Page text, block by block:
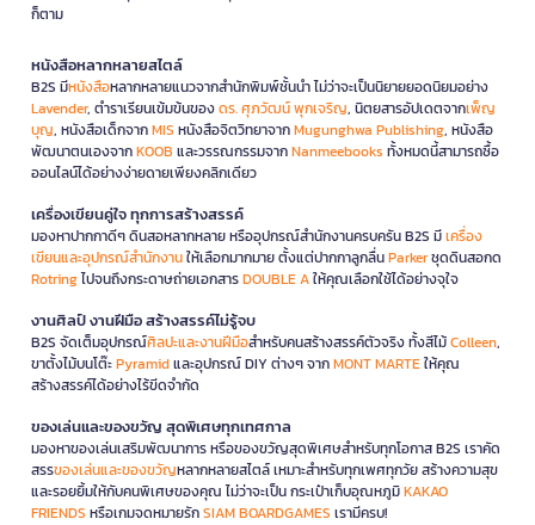
ก็ตาม
หนังสือหลากหลายสไตล์
B2S มีหนังสือหลากหลายแนวจากสำนักพิมพ์ชั้นนำ ไม่ว่าจะเป็นนิยายยอดนิยมอย่าง
Lavender, ตำราเรียนเข้มข้นของดร. ศุภวัฒน์ พุกเจริญ, นิตยสารอัปเดตจากเพ็ญ
บุญ, หนังสือเด็กจากMIS หนังสือจิตวิทยาจากMugunghwa Publishing, หนังสือ
พัฒนาตนเองจากKOOB และวรรณกรรมจากNanmeebooks ทั้งหมดนี้สามารถซื้อ
ออนไลน์ได้อย่างง่ายดายเพียงคลิกเดียว
เครื่องเขียนคู่ใจ ทุกการสร้างสรรค์
มองหาปากกาดีๆ ดินสอหลากหลาย หรืออุปกรณ์สำนักงานครบครัน B2S มีเครื่อง
เขียนและอุปกรณ์สำนักงานให้เลือกมากมาย ตั้งแต่ปากกาลูกลื่นParkerชุดดินสอกด
Rotringไปจนถึงกระดาษถ่ายเอกสารDOUBLE Aให้คุณเลือกใช้ได้อย่างจุใจ
งานศิลป์ งานฝีมือ สร้างสรรค์ไม่รู้จบ
B2S จัดเต็มอุปกรณ์ศิลปะและงานฝีมือสำหรับคนสร้างสรรค์ตัวจริง ทั้งสีไม้Colleen,
ขาตั้งไม้บนโต๊ะPyramidและอุปกรณ์ DIY ต่างๆ จากMONT MARTEให้คุณ
สร้างสรรค์ได้อย่างไร้ขีดจำกัด
ของเล่นและของขวัญ สุดพิเศษทุกเทศกาล
มองหาของเล่นเสริมพัฒนาการ หรือของขวัญสุดพิเศษสำหรับทุกโอกาส B2S เราคัด
สรรของเล่นและของขวัญหลากหลายสไตล์ เหมาะสำหรับทุกเพศทุกวัย สร้างความสุข
และรอยยิ้มให้กับคนพิเศษของคุณ ไม่ว่าจะเป็น กระเป๋าเก็บอุณหภูมิKAKAO
FRIENDS หรือเกมจดหมายรักSIAM BOARDGAMES เรามีครบ!